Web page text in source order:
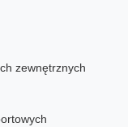
zewnętrznych